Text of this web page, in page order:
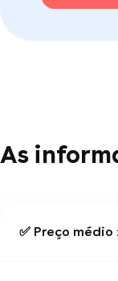
As
✅ Preço médio